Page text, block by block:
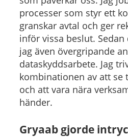
processer som styr ett
granskar avtal och ger
inför vissa beslut.
jag även övergripande
dataskyddsarbete. Jag
kombinationen av att se
och att vara nära
händer.
Gryaab gjorde